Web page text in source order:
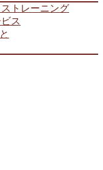
トレーニング
ス